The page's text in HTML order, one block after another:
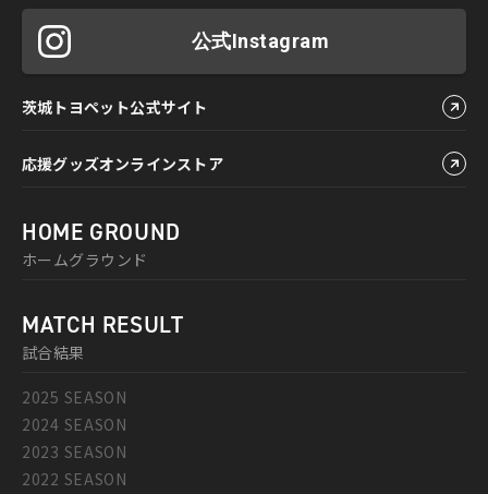
公式Instagram
茨城トヨペット公式サイト
応援グッズオンラインストア
HOME GROUND
ホームグラウンド
MATCH RESULT
試合結果
2025 SEASON
2024 SEASON
2023 SEASON
2022 SEASON